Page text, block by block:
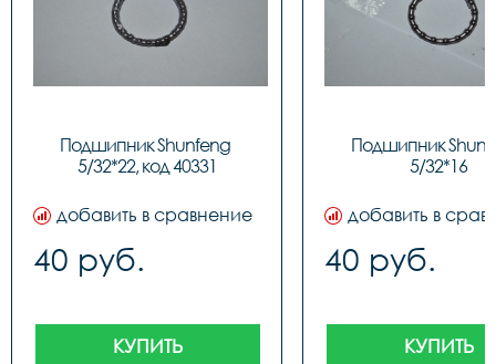
Подшипник Shunfeng
5/32*22, код 40331
добавить в сравнение
40 руб.
КУПИТЬ
Подшипник
5/32*16
добавить в
40 руб.
КУПИТЬ